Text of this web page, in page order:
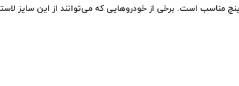
مناسب است. برخی از خودروهایی که می‌توانند از این سایز